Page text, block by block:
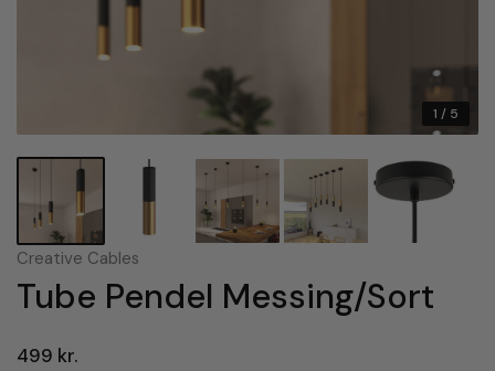
1 / 5
Creative Cables
Tube Pendel Messing/Sort
499 kr.